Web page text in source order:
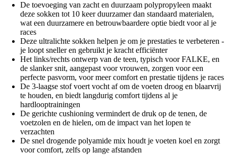
De toevoeging van zacht en duurzaam polypropyleen maakt
deze sokken tot 10 keer duurzamer dan standaard materialen,
wat een duurzamere en betrouwbaardere optie biedt voor al je
races
Deze ultralichte sokken helpen je om je prestaties te verbeteren -
je loopt sneller en gebruikt je kracht efficiënter
Het links/rechts ontwerp van de teen, typisch voor FALKE, en
de slanker snit, aangepast voor vrouwen, zorgen voor een
perfecte pasvorm, voor meer comfort en prestatie tijdens je races
De 3-laagse stof voert vocht af om de voeten droog en blaarvrij
te houden, en biedt langdurig comfort tijdens al je
hardlooptrainingen
De gerichte cushioning vermindert de druk op de tenen, de
voetzolen en de hielen, om de impact van het lopen te
verzachten
De snel drogende polyamide mix houdt je voeten koel en zorgt
voor comfort, zelfs op lange afstanden